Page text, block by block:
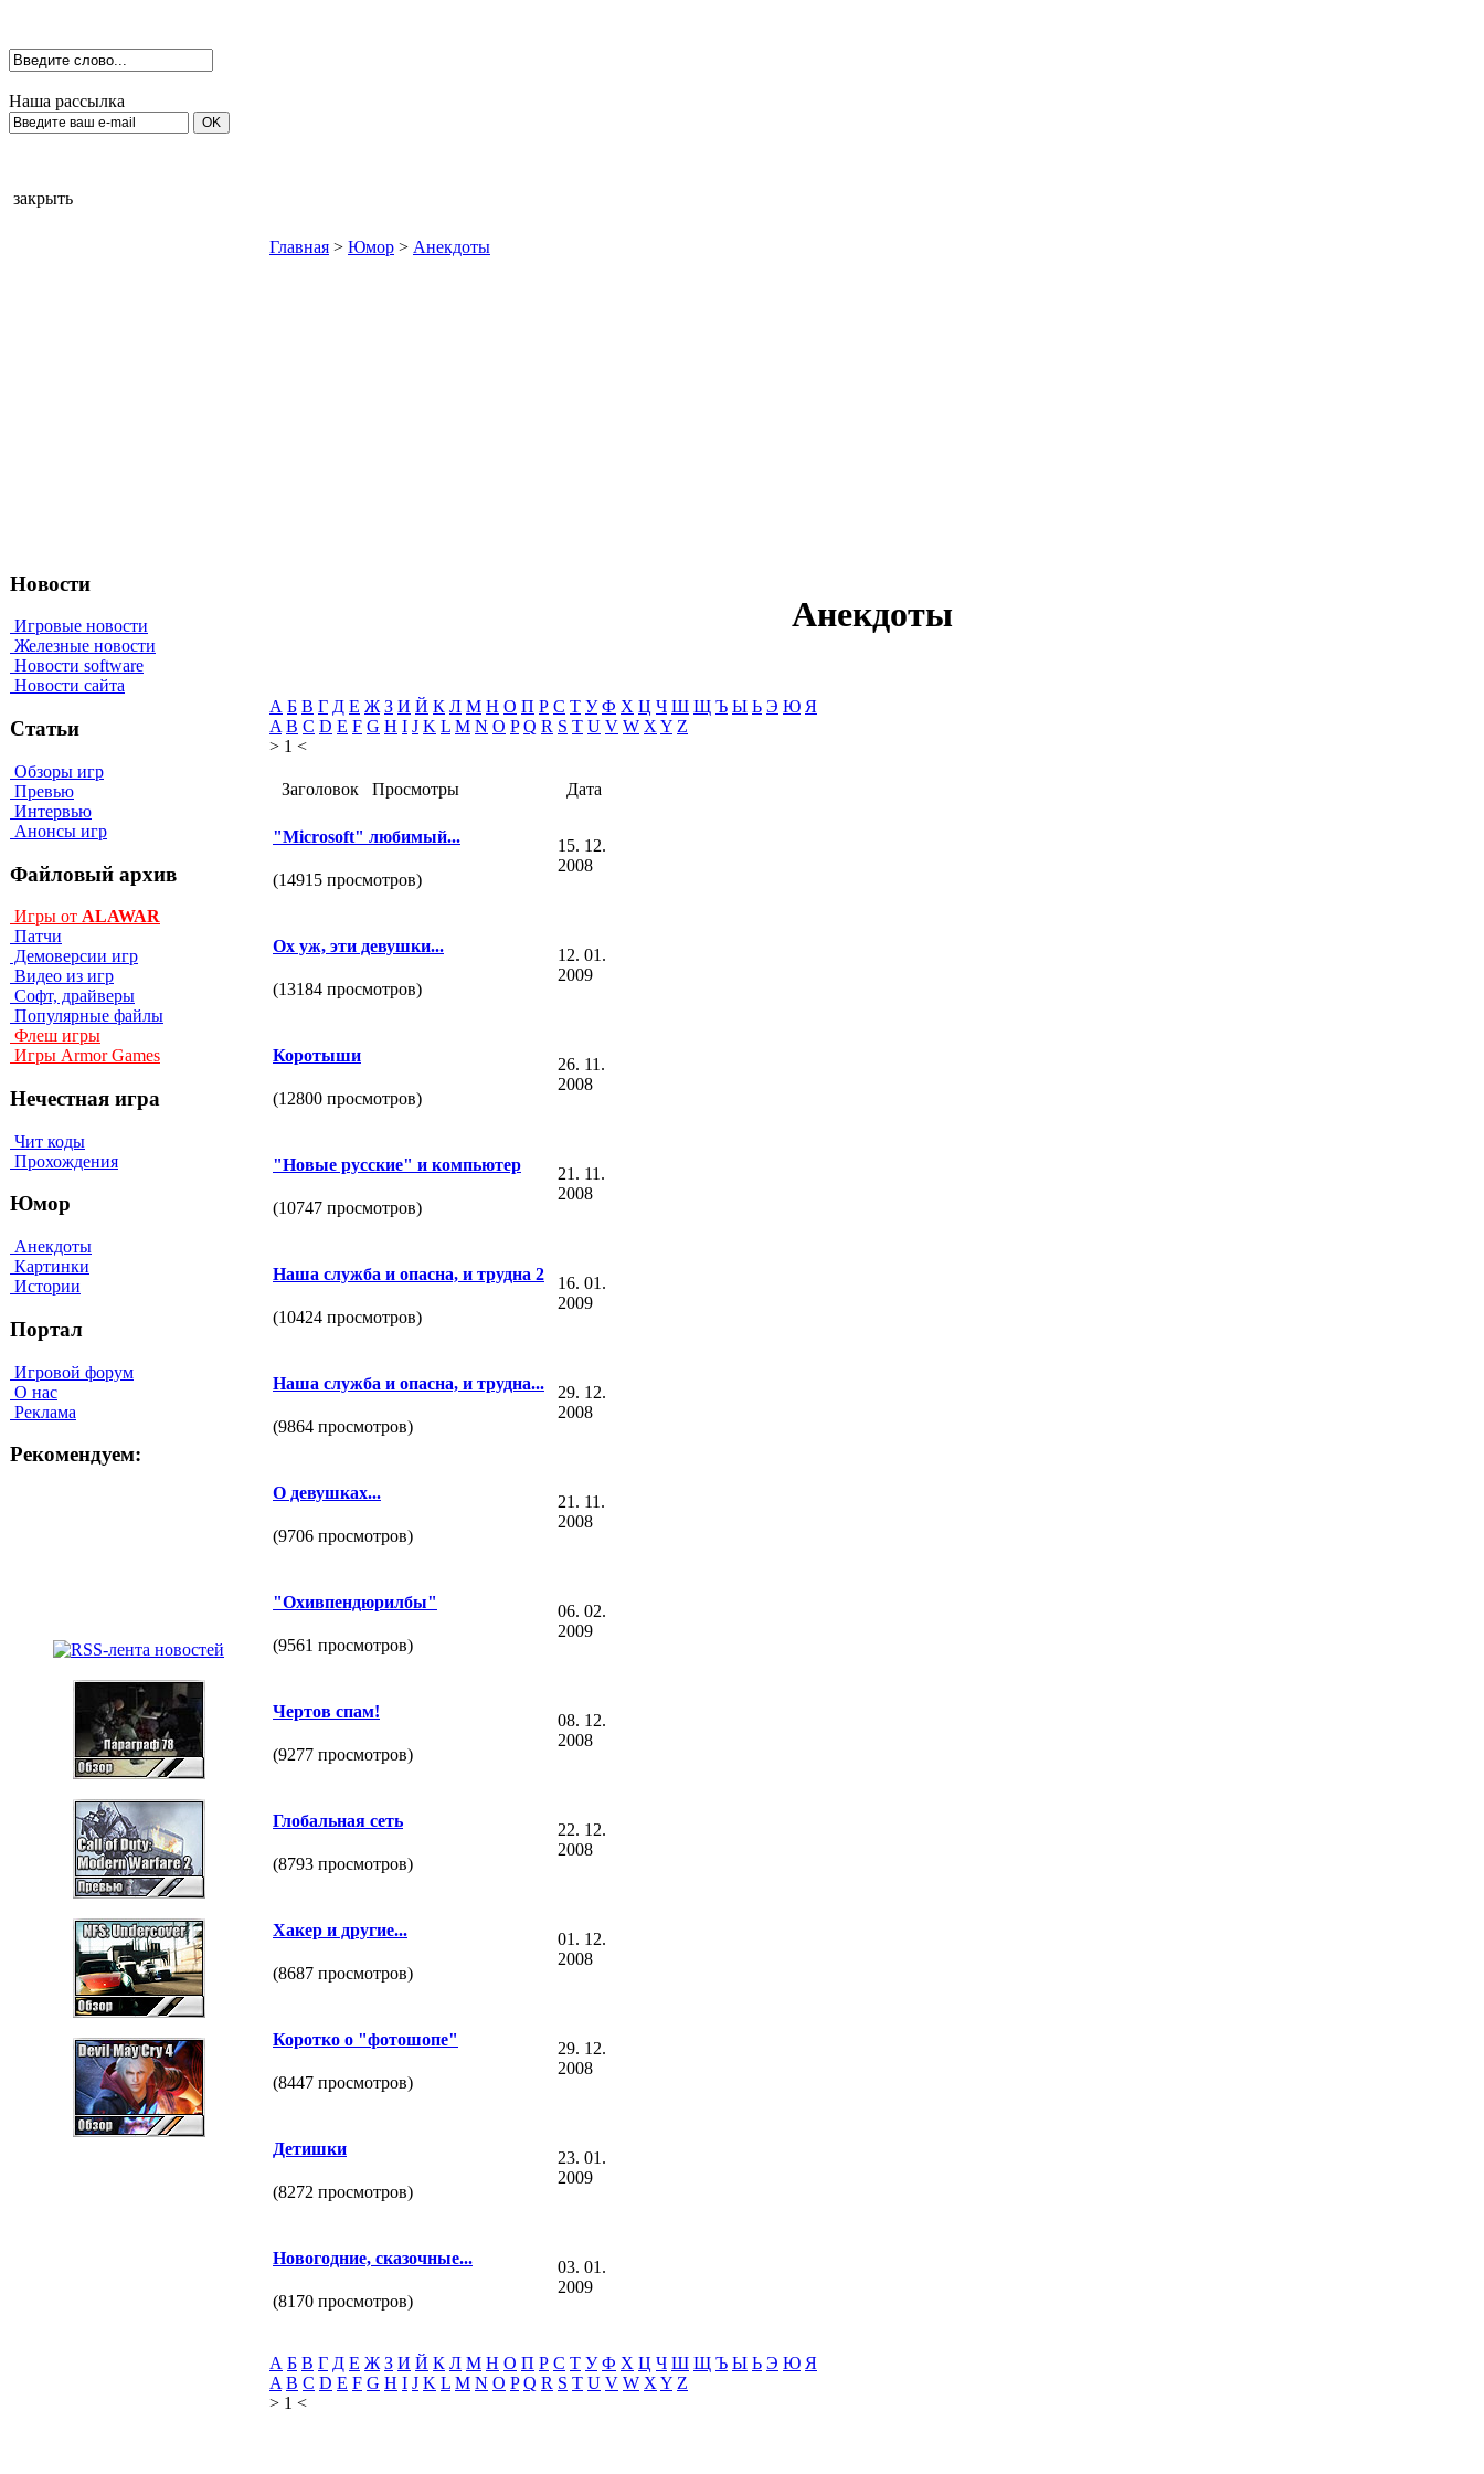
Наша рассылка
закрыть
Новости
Игровые новости
Железные новости
Новости software
Новости сайта
Статьи
Обзоры игр
Превью
Интервью
Анонсы игр
Файловый архив
Игры от ALAWAR
Патчи
Демоверсии игр
Видео из игр
Софт, драйверы
Популярные файлы
Флеш игры
Игры Armor Games
Нечестная игра
Чит коды
Прохождения
Юмор
Анекдоты
Картинки
Истории
Портал
Игровой форум
О нас
Реклама
Рекомендуем:
Главная > Юмор > Анекдоты
Анекдоты
А Б В Г Д Е Ж З И Й К Л М Н О П Р С Т У Ф Х Ц Ч Ш Щ Ъ Ы Ь Э Ю Я
A B C D E F G H I J K L M N O P Q R S T U V W X Y Z
> 1 <
Заголовок Просмотры Дата
"Microsoft" любимый...
(14915 просмотров)
15. 12.
2008
Ох уж, эти девушки...
(13184 просмотров)
12. 01.
2009
Коротыши
(12800 просмотров)
26. 11.
2008
"Новые русские" и компьютер
(10747 просмотров)
21. 11.
2008
Наша служба и опасна, и трудна 2
(10424 просмотров)
16. 01.
2009
Наша служба и опасна, и трудна...
(9864 просмотров)
29. 12.
2008
О девушках...
(9706 просмотров)
21. 11.
2008
"Охивпендюрилбы"
(9561 просмотров)
06. 02.
2009
Чертов спам!
(9277 просмотров)
08. 12.
2008
Глобальная сеть
(8793 просмотров)
22. 12.
2008
Хакер и другие...
(8687 просмотров)
01. 12.
2008
Коротко о "фотошопе"
(8447 просмотров)
29. 12.
2008
Детишки
(8272 просмотров)
23. 01.
2009
Новогодние, сказочные...
(8170 просмотров)
03. 01.
2009
А Б В Г Д Е Ж З И Й К Л М Н О П Р С Т У Ф Х Ц Ч Ш Щ Ъ Ы Ь Э Ю Я
A B C D E F G H I J K L M N O P Q R S T U V W X Y Z
> 1 <